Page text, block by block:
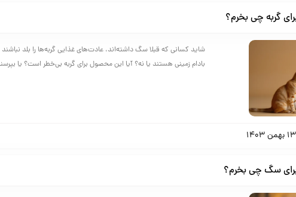
گربه چی بخرم؟
شاید کسانی که قبلا سگ داشته‌اند، عادت‌های غذایی گربه‌ها را بلد
بادام زمینی هستند یا نه؟ آیا این محصول برای گربه بی‌خطر است؟ یا
13 بهمن 1403
برای سگ چی بخرم؟